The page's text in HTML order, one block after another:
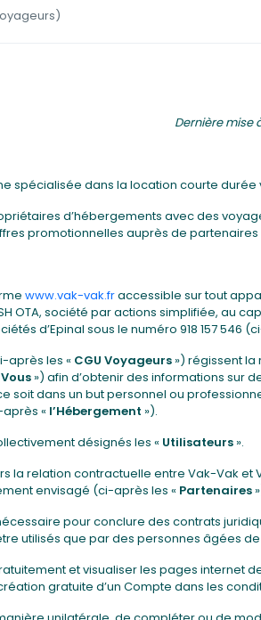
Dernière mise
spécialisée dans la location courte durée
d’hébergements avec des
promotionnelles auprès de
www.vak-vak.fraccessible sur tout
OTA, société par actions simplifiée, au
d’Epinal sous le numéro 918 157 546
après les « CGU Voyageurs ») régissent
Vous ») afin d’obtenir des informations sur
soit dans un but personnel ou
« l’Hébergement »).
désignés les « Utilisateurs ».
la relation contractuelle entre Vak-Vak
envisagé (ci-après les « Partenaires
pour conclure des contrats
utilisés que par des personnes âgées
et visualiser les pages
gratuite d’un Compte dans les